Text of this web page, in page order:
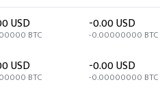
USD
BTC
-0.00 USD
-0.00000000 BTC
USD
BTC
-0.00 USD
-0.00000000 BTC